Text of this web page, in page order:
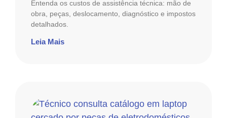
Entenda os custos de assistência técnica: mão de
obra, peças, deslocamento, diagnóstico e impostos
detalhados.
Leia Mais